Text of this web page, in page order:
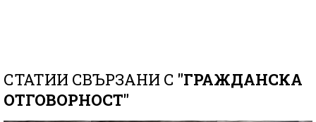
СТАТИИ СВЪРЗАНИ С "ГРАЖДАНСКА
ОТГОВОРНОСТ"